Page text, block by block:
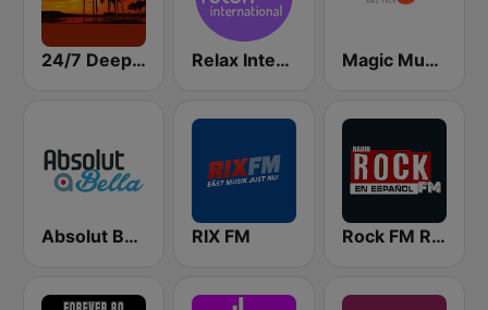
24/7 Deep Sleep Music Relaxing Music Insomnia Sleep Relaxing Music Study Sleep Meditation Relax International Magic Music
Absolut Bella RIX FM Rock FM Rock en Español